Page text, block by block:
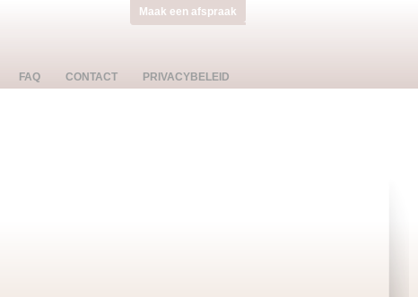
Maak een afspraak
FAQ CONTACT PRIVACYBELEID